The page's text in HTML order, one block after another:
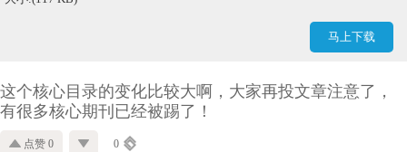
马上下载
这个核心目录的变化比较大啊，大家再投文章注意了，
有很多核心期刊已经被踢了！
点赞 0 0